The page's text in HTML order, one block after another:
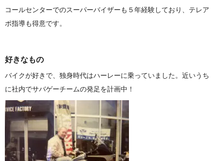
コールセンターでのスーパーバイザーも５年経験しており、テレア
ポ指導も得 意 で す 。
好 き な も の
バイクが好きで、独身時代はハーレーに乗っていました。近いうち
に社内でサバゲーチームの発足を 計 画 中 ！